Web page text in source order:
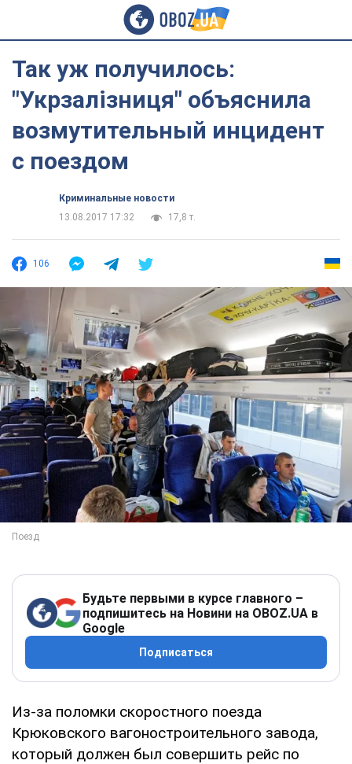
Так уж получилось:
"Укрзалізниця" объяснила
возмутительный инцидент
с поездом
Криминальные новости
13.08.2017 17:32
17,8 т.
106
Будьте первыми в курсе главного –
подпишитесь на Новини на OBOZ.UA в
Google
Подписаться
Из-за поломки скоростного поезда
Крюковского вагоностроительного завода,
который должен был совершить рейс по